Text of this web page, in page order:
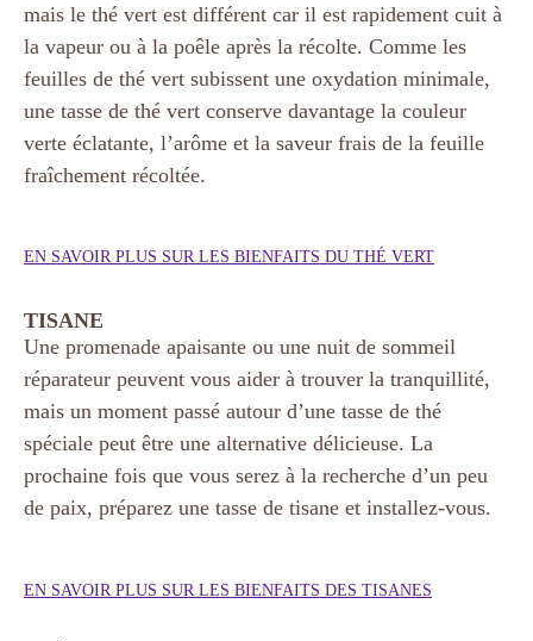
mais le thé vert est différent car il est rapidement cuit à
la vapeur ou à la poêle après la récolte. Comme les
feuilles de thé vert subissent une oxydation minimale,
une tasse de thé vert conserve davantage la couleur
verte éclatante, l’arôme et la saveur frais de la feuille
fraîchement récoltée.
EN SAVOIR PLUS SUR LES BIENFAITS DU THÉ VERT
TISANE
Une promenade apaisante ou une nuit de sommeil
réparateur peuvent vous aider à trouver la tranquillité,
mais un moment passé autour d’une tasse de thé
spéciale peut être une alternative délicieuse. La
prochaine fois que vous serez à la recherche d’un peu
de paix, préparez une tasse de tisane et installez-vous.
EN SAVOIR PLUS SUR LES BIENFAITS DES TISANES